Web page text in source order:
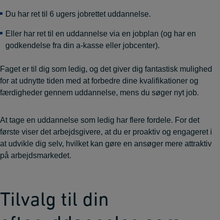
Du har ret til 6 ugers jobrettet uddannelse.
Eller har ret til en uddannelse via en jobplan (og har en
godkendelse fra din a-kasse eller jobcenter).
Faget er til dig som ledig, og det giver dig fantastisk mulighed
for at udnytte tiden med at forbedre dine kvalifikationer og
færdigheder gennem uddannelse, mens du søger nyt job.
At tage en uddannelse som ledig har flere fordele. For det
første viser det arbejdsgivere, at du er proaktiv og engageret i
at udvikle dig selv, hvilket kan gøre en ansøger mere attraktiv
på arbejdsmarkedet.
Tilvalg til din